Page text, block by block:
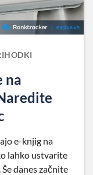
na
e-knjig na
lahko ustvarite
danes začnite